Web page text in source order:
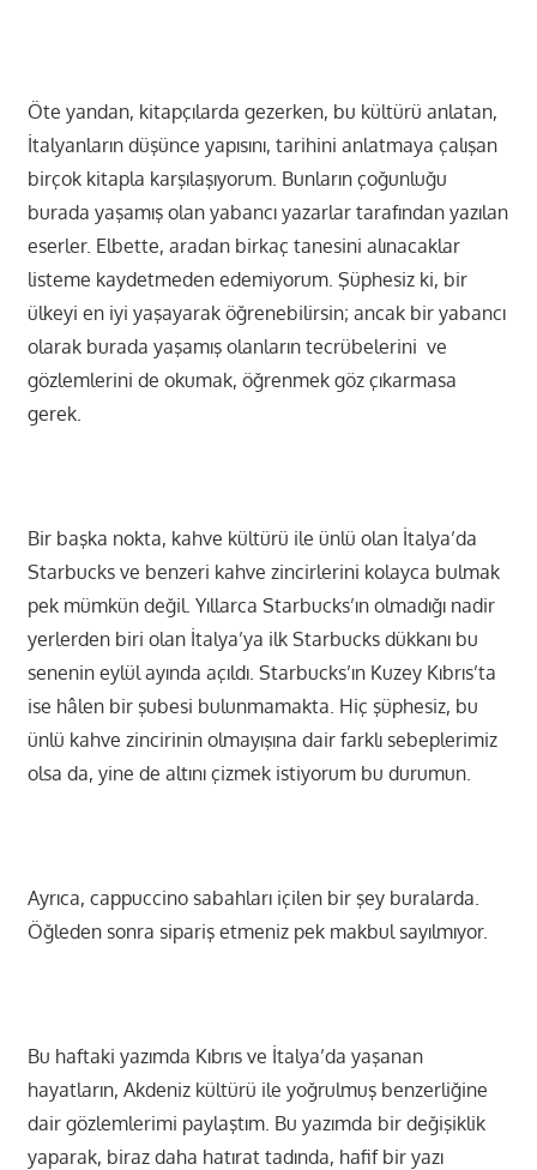
Öte yandan, kitapçılarda gezerken, bu kültürü anlatan,
İtalyanların düşünce yapısını, tarihini anlatmaya çalışan
birçok kitapla karşılaşıyorum. Bunların çoğunluğu
burada yaşamış olan yabancı yazarlar tarafından yazılan
eserler. Elbette, aradan birkaç tanesini alınacaklar
listeme kaydetmeden edemiyorum. Şüphesiz ki, bir
ülkeyi en iyi yaşayarak öğrenebilirsin; ancak bir yabancı
olarak burada yaşamış olanların tecrübelerini ve
gözlemlerini de okumak, öğrenmek göz çıkarmasa
gerek.
Bir başka nokta, kahve kültürü ile ünlü olan İtalya’da
Starbucks ve benzeri kahve zincirlerini kolayca bulmak
pek mümkün değil. Yıllarca Starbucks’ın olmadığı nadir
yerlerden biri olan İtalya’ya ilk Starbucks dükkanı bu
senenin eylül ayında açıldı. Starbucks’ın Kuzey Kıbrıs’ta
ise hâlen bir şubesi bulunmamakta. Hiç şüphesiz, bu
ünlü kahve zincirinin olmayışına dair farklı sebeplerimiz
olsa da, yine de altını çizmek istiyorum bu durumun.
Ayrıca, cappuccino sabahları içilen bir şey buralarda.
Öğleden sonra sipariş etmeniz pek makbul sayılmıyor.
Bu haftaki yazımda Kıbrıs ve İtalya’da yaşanan
hayatların, Akdeniz kültürü ile yoğrulmuş benzerliğine
dair gözlemlerimi paylaştım. Bu yazımda bir değişiklik
yaparak, biraz daha hatırat tadında, hafif bir yazı